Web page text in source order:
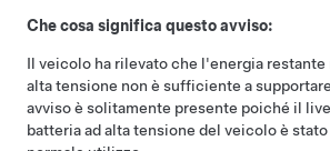
Che cosa significa questo avviso:
Il veicolo ha rilevato che l'energia restante
alta tensione non è sufficiente a
avviso è solitamente presente poiché il
batteria ad alta tensione del veicolo è